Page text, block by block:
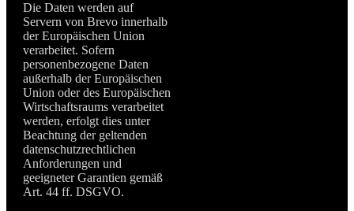
Die Daten werden auf
Servern von Brevo innerhalb
der Europäischen Union
verarbeitet. Sofern
personenbezogene Daten
außerhalb der Europäischen
Union oder des Europäischen
Wirtschaftsraums verarbeitet
werden, erfolgt dies unter
Beachtung der geltenden
datenschutzrechtlichen
Anforderungen und
geeigneter Garantien gemäß
Art. 44 ff. DSGVO.